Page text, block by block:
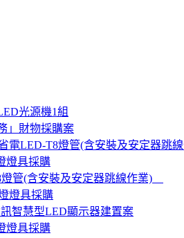
光源機1組
」財物採購案
電LED-T8燈管(含安裝及安定器跳
燈具採購
燈管(含安裝及安定器跳線作業)
燈具採購
智慧型LED顯示器建置案
燈具採購